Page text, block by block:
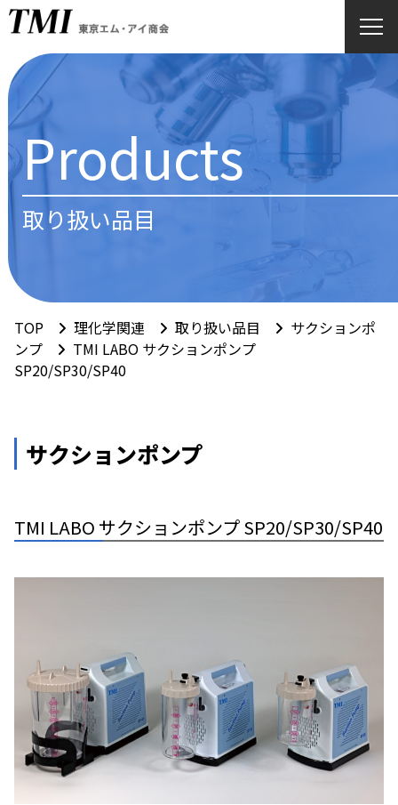
Products
取り扱い品目
TOP 理化学関連 取り扱い品目
サクションポ
ンプ
TMI LABO サクションポンプ
SP20/SP30/SP40
サクションポンプ
TMI LABO サクションポンプ SP20/SP30/SP40